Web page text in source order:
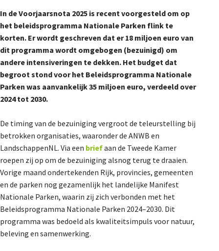
In de Voorjaarsnota 2025 is recent voorgesteld om op
het beleidsprogramma Nationale Parken flink te
korten. Er wordt geschreven dat er18 miljoen euro van
dit programma wordt omgebogen (bezuinigd) om
andere intensiveringen te dekken. Het budget dat
begroot stond voor het Beleidsprogramma Nationale
Parken was aanvankelijk 35 miljoen euro, verdeeld over
2024 tot 2030.
De timing van de bezuiniging vergroot de teleurstelling bij
betrokken organisaties, waaronder de ANWB en
LandschappenNL. Via een briefaan de Tweede Kamer
roepen zij op om de bezuiniging alsnog terug te draaien.
Vorige maand ondertekenden Rijk, provincies, gemeenten
en de parken nog gezamenlijk het landelijke Manifest
Nationale Parken, waarin zij zich verbonden met het
Beleidsprogramma Nationale Parken 2024–2030. Dit
programma was bedoeld als kwaliteitsimpuls voor natuur,
beleving en samenwerking.
Provincies
Dossiers
Contact